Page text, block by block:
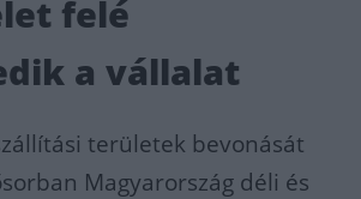
felé
a vállalat
területek bevonását
Magyarország déli és